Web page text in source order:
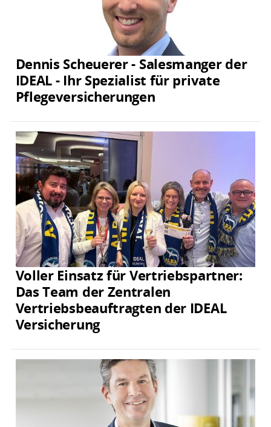
Dennis Scheuerer - Salesmanger der
IDEAL - Ihr Spezialist für private
Pflegeversicherungen
Voller Einsatz für Vertriebspartner:
Das Team der Zentralen
Vertriebsbeauftragten der IDEAL
Versicherung